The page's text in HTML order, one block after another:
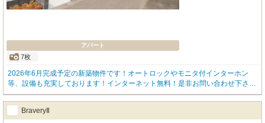
アパート
7枚
2026年6月完成予定の新築物件です！オートロックやモニタ付インターホン
等、設備も充実しております！インターネット無料！是非お問い合わせ下さい
♪
BraveryⅡ